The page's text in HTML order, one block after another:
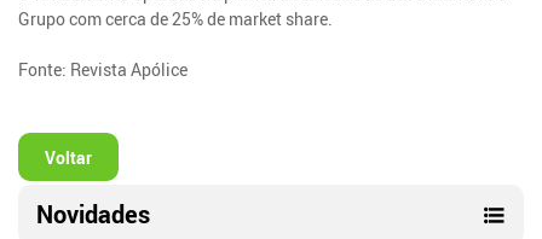
Grupo com cerca de 25% de market share.
Fonte: Revista Apólice
Voltar
Novidades